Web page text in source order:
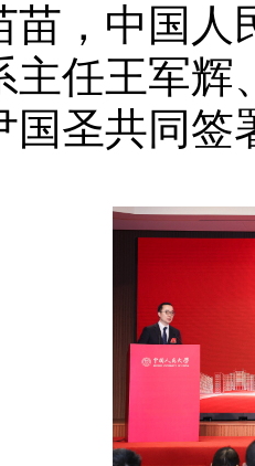
苗，中国
主任王军辉
国圣共同签